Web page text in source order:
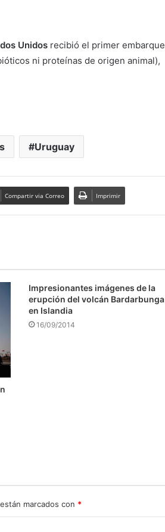
Unidos recibió el primer embarque
ni proteínas de origen animal),
Uruguay
Compartir via Correo Imprimir
Impresionantes imágenes de la
erupción del volcán Bardarbunga
en Islandia
16/09/2014
marcados con *